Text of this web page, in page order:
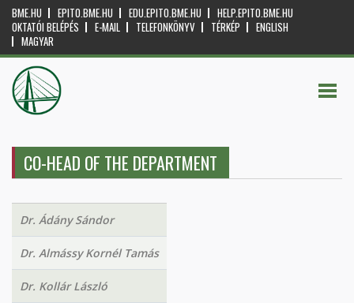
BME.HU EPITO.BME.HU EDU.EPITO.BME.HU
HELP.EPITO.BME.HU
OKTATÓI BELÉPÉS
E-MAIL TELEFONKÖNYV TÉRKÉP
ENGLISH
MAGYAR
CO-HEAD OF THE DEPARTMENT
Dr. Ádány Sándor
Dr. Almássy Kornél Tamás
Dr. Kollár László